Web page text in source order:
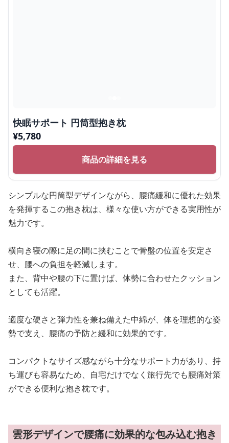
快眠サポート 円筒型抱き枕
¥5,780
商品の詳細を見る
シンプルな円筒型デザインながら、腰痛緩和に優れた効果
を発揮するこの抱き枕は、様々な使い方ができる実用性が
魅力です。
横向き寝の際に足の間に挟むことで骨盤の位置を安定さ
せ、腰への負担を軽減します。
また、背中や腰の下に置けば、体勢に合わせたクッション
としても活躍。
適度な硬さと弾力性を兼ね備えた中綿が、体を理想的な姿
勢で支え、腰痛の予防と緩和に効果的です。
コンパクトなサイズ感ながら十分なサポート力があり、持
ち運びも容易なため、自宅だけでなく旅行先でも腰痛対策
ができる便利な抱き枕です。
雲形デザインで腰痛に効果的な包み込む抱き